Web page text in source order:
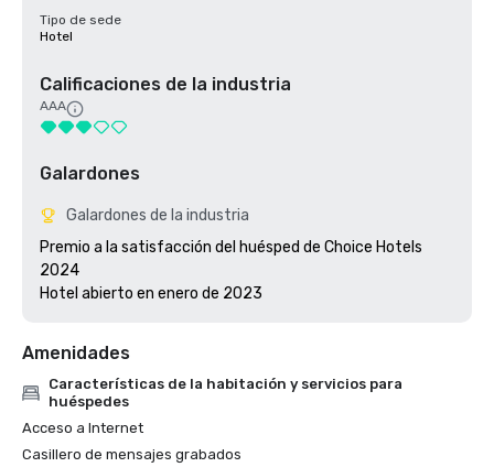
Tipo de sede
Hotel
Calificaciones de la industria
AAA
Galardones
Galardones de la industria
Premio a la satisfacción del huésped de Choice Hotels
2024
Hotel abierto en enero de 2023
Amenidades
Características de la habitación y servicios para
huéspedes
Acceso a Internet
Casillero de mensajes grabados